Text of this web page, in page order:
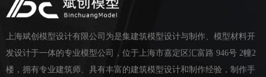
上海斌创模型设计有限公司为是集建筑模型设计与制作、模型材料开
发设计于一体的专业模型公司，位于上海市嘉定区汇富路 946号 2幢2
楼，拥有专业建筑师、具有丰富的建筑模型设计和制作经验，制作手